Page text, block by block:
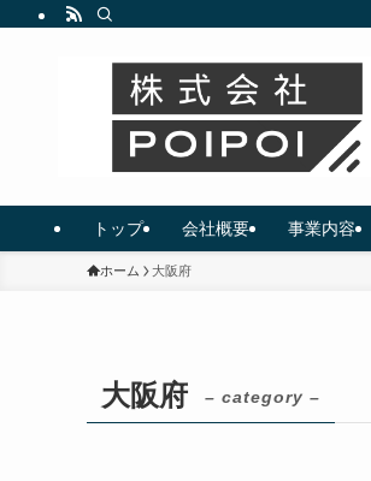
トップ 会社概要 事業内容
ホーム 大阪府
大阪府 – category –